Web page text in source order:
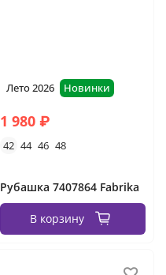
Лето 2026 Новинки
1 980 ₽
42 44 46 48
Рубашка 7407864 Fabrika
В корзину